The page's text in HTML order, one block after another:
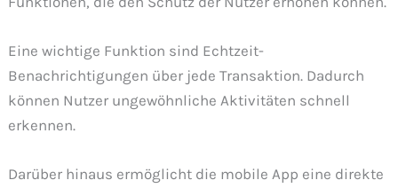
Eine wichtige Funktion sind Echtzeit-
Benachrichtigungen über jede Transaktion. Dadurch
können Nutzer ungewöhnliche Aktivitäten schnell
erkennen.
Darüber hinaus ermöglicht die mobile App eine direkte